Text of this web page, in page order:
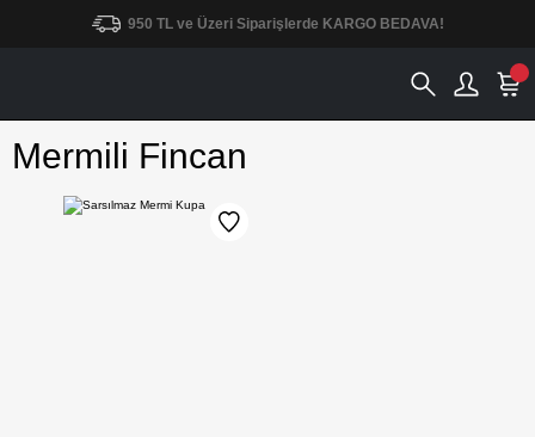
950 TL ve Üzeri Siparişlerde KARGO BEDAVA!
Mermili Fincan